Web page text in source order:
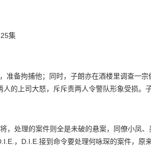
集
准备拘捕他；同时，子朗亦在酒楼里调查一
的上司大怒，斥斥责两人令警队形象受损。
，处理的案件则全是未破的悬案，同僚小凤
，D.I.E.接到命令要处理何咏琛的案件，原